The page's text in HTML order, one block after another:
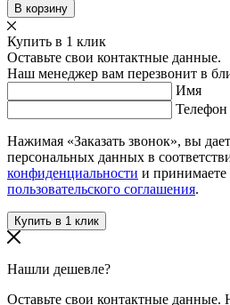
В корзину
Купить в 1 клик
Оставьте свои контактные данные.
Наш менеджер вам перезвонит в
Имя
Телефон
Нажимая «Заказать звонок», вы
персональных данных в
конфиденциальности и принимаете
пользовательского соглашения.
Нашли дешевле?
Оставьте свои контактные